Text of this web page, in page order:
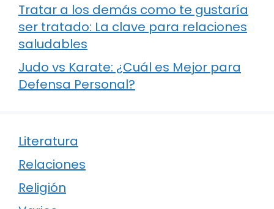
Tratar a los demás como te gustaría
ser tratado: La clave para relaciones
saludables
Judo vs Karate: ¿Cuál es Mejor para
Defensa Personal?
Literatura
Relaciones
Religión